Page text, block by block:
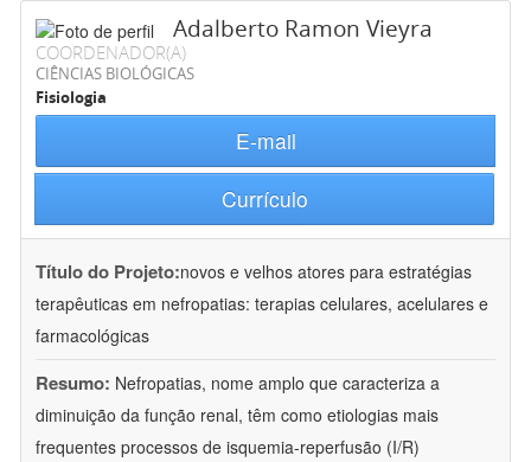
Adalberto Ramon Vieyra
COORDENADOR(A)
CIÊNCIAS BIOLÓGICAS
Fisiologia
E-mail
Currículo
Título do Projeto:novos e velhos atores para estratégias
terapêuticas em nefropatias: terapias celulares, acelulares e
farmacológicas
Resumo: Nefropatias, nome amplo que caracteriza a
diminuição da função renal, têm como etiologias mais
frequentes processos de isquemia-reperfusão (I/R)